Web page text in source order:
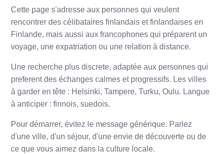
Cette page s'adresse aux personnes qui veulent
rencontrer des célibataires finlandais et finlandaises en
Finlande, mais aussi aux francophones qui préparent un
voyage, une expatriation ou une relation à distance.
Une recherche plus discrete, adaptée aux personnes qui
preferent des échanges calmes et progressifs. Les villes
à garder en tête : Helsinki, Tampere, Turku, Oulu. Langue
à anticiper : finnois, suedois.
Pour démarrer, évitez le message générique. Parlez
d'une ville, d'un séjour, d'une envie de découverte ou de
ce que vous aimez dans la culture locale.